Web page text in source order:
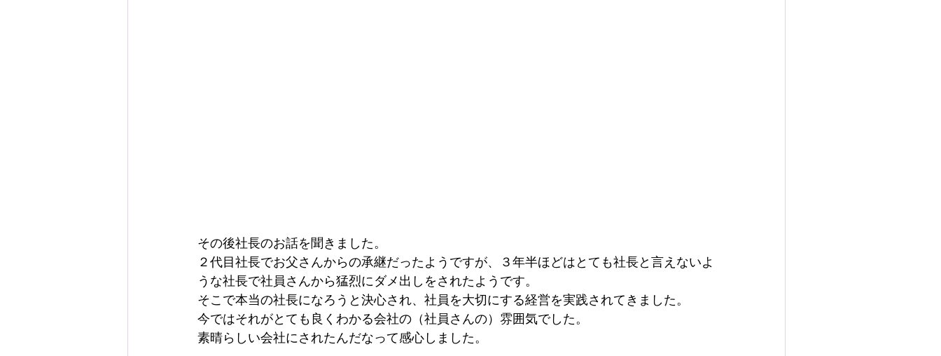
その後社長のお話を聞きました。
２代目社長でお父さんからの承継だったようですが、３年半ほどはとても社長と言えないよ
うな社長で社員さんから猛烈にダメ出しをされたようです。
そこで本当の社長になろうと決心され、社員を大切にする経営を実践されてきました。
今ではそれがとても良くわかる会社の（社員さんの）雰囲気でした。
素晴らしい会社にされたんだなって感心しました。